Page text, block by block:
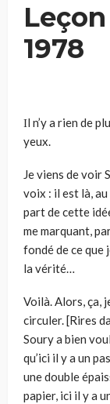
1978
Ιl n’y a rien de
yeux.
Je viens de voir
voix : il est là,
part de cette
me marquant,
fondé de ce que
la vérité…
Voilà. Alors, ça,
circuler. [Rires
Soury a bien
qu’ici il y a un
une double
papier, ici il y a